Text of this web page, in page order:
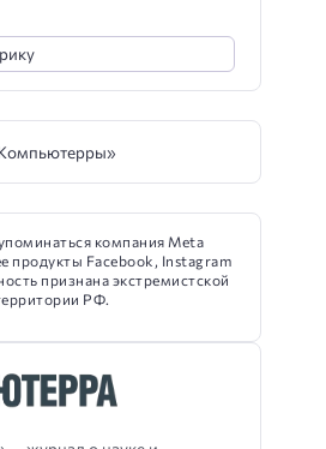
компания Meta
продукты Facebook, Instagram
признана экстремистской
РФ.